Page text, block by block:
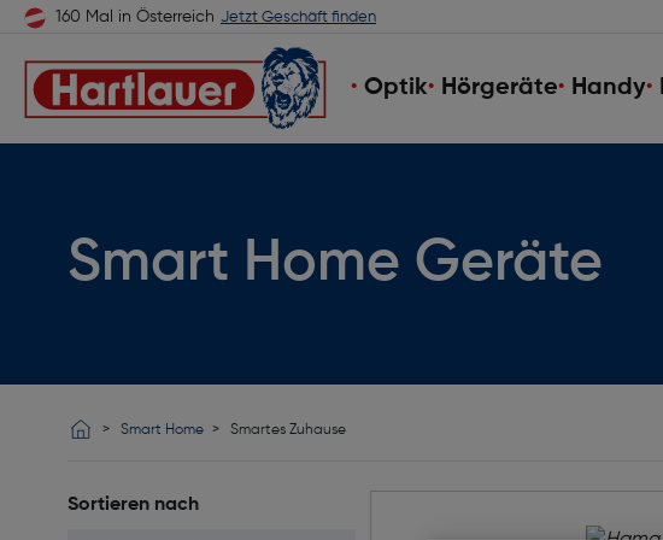
160 Mal in Österreich Jetzt Geschäft finden
Optik Hörgeräte Handy
Smart Home Geräte
Smart Home Smartes Zuhause
Sortieren nach